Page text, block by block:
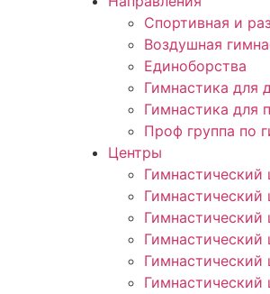
Спортивная и
Воздушная
Единоборства
Гимнастика для
Гимнастика для
Проф группа по
Центры
Гимнастический
Гимнастический